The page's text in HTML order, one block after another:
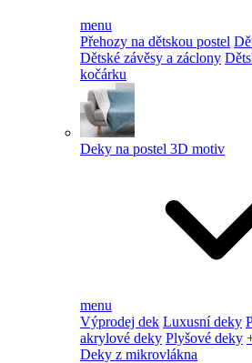
menu
Přehozy na dětskou postel
Dětské závěsy a záclony
kočárku
Deky na postel 3D motiv
menu
Výprodej dek Luxusní deky
akrylové deky Plyšové deky
Deky z mikrovlákna